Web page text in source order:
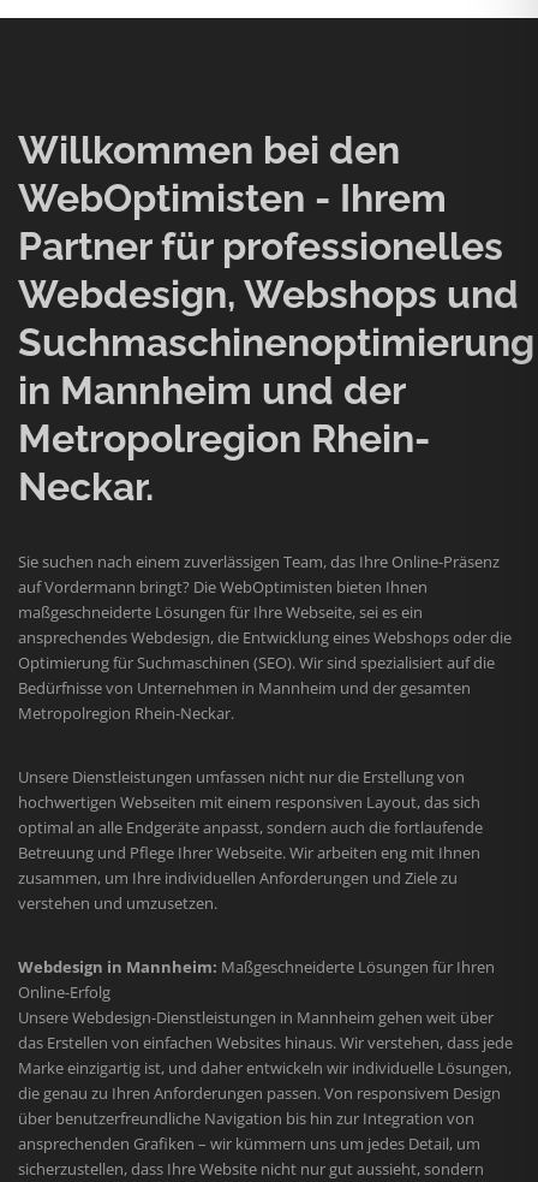
Willkommen bei den
WebOptimisten - Ihrem
Partner für professionelles
Webdesign, Webshops und
Suchmaschinenoptimierung
in Mannheim und der
Metropolregion Rhein-
Neckar.
Sie suchen nach einem zuverlässigen Team, das Ihre Online-Präsenz
auf Vordermann bringt? Die WebOptimisten bieten Ihnen
maßgeschneiderte Lösungen für Ihre Webseite, sei es ein
ansprechendes Webdesign, die Entwicklung eines Webshops oder die
Optimierung für Suchmaschinen (SEO). Wir sind spezialisiert auf die
Bedürfnisse von Unternehmen in Mannheim und der gesamten
Metropolregion Rhein-Neckar.
Unsere Dienstleistungen umfassen nicht nur die Erstellung von
hochwertigen Webseiten mit einem responsiven Layout, das sich
optimal an alle Endgeräte anpasst, sondern auch die fortlaufende
Betreuung und Pflege Ihrer Webseite. Wir arbeiten eng mit Ihnen
zusammen, um Ihre individuellen Anforderungen und Ziele zu
verstehen und umzusetzen.
Webdesign in Mannheim: Maßgeschneiderte Lösungen für Ihren
Online-Erfolg
Unsere Webdesign-Dienstleistungen in Mannheim gehen weit über
das Erstellen von einfachen Websites hinaus. Wir verstehen, dass jede
Marke einzigartig ist, und daher entwickeln wir individuelle Lösungen,
die genau zu Ihren Anforderungen passen. Von responsivem Design
über benutzerfreundliche Navigation bis hin zur Integration von
ansprechenden Grafiken – wir kümmern uns um jedes Detail, um
sicherzustellen, dass Ihre Website nicht nur gut aussieht, sondern